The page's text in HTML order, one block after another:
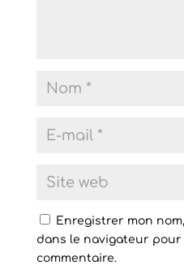
Enregistrer mon
dans le navigateur pour
commentaire.